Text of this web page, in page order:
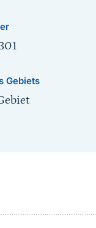
Gebiets